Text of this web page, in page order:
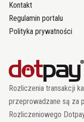
Kontakt
Regulamin portalu
Polityka prywatności
Rozliczenia transakcji
przeprowadzane są za
Rozliczeniowego